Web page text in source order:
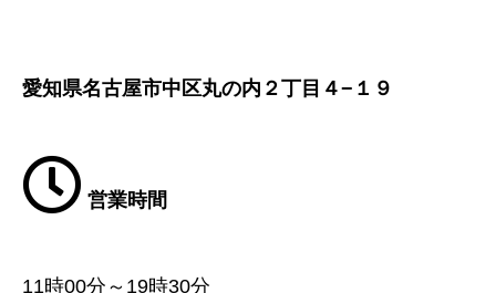
愛知県名古屋市中区丸の内２丁目４−１９
営業時間
11時00分～19時30分